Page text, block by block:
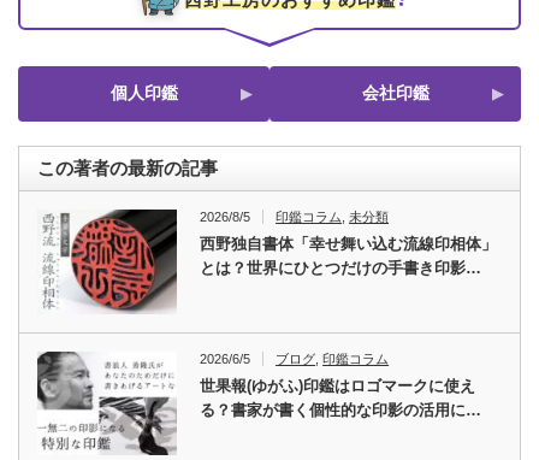
個人印鑑 会社印鑑
この著者の最新の記事
2026/8/5 印鑑コラム,未分類
西野独自書体「幸せ舞い込む流線印相体」
とは？世界にひとつだけの手書き印影…
2026/6/5 ブログ ,印鑑コラム
世果報(ゆがふ)印鑑はロゴマークに使え
る？書家が書く個性的な印影の活用に…